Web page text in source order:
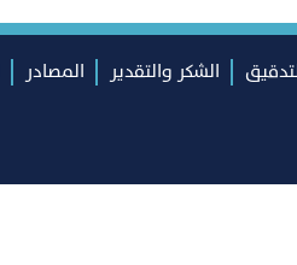
الشكر والتقدير المصادر